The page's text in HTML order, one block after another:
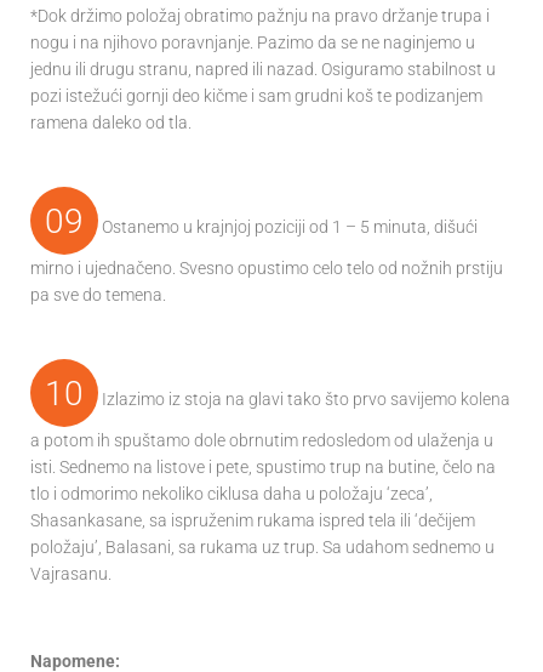
*Dok držimo položaj obratimo pažnju na pravo držanje trupa i
nogu i na njihovo poravnjanje. Pazimo da se ne naginjemo u
jednu ili drugu stranu, napred ili nazad. Osiguramo stabilnost u
pozi istežući gornji deo kičme i sam grudni koš te podizanjem
ramena daleko od tla.
09 Ostanemo u krajnjoj poziciji od 1 – 5 minuta, dišući
mirno i ujednačeno. Svesno opustimo celo telo od nožnih prstiju
pa sve do temena.
10 Izlazimo iz stoja na glavi tako što prvo savijemo kolena
a potom ih spuštamo dole obrnutim redosledom od ulaženja u
isti. Sednemo na listove i pete, spustimo trup na butine, čelo na
tlo i odmorimo nekoliko ciklusa daha u položaju ‘zeca’,
Shasankasane, sa ispruženim rukama ispred tela ili ‘dečijem
položaju’, Balasani, sa rukama uz trup. Sa udahom sednemo u
Vajrasanu.
Napomene: